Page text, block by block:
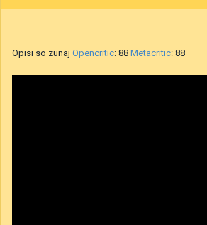
Opisi so zunaj Opencritic: 88 Metacritic: 88